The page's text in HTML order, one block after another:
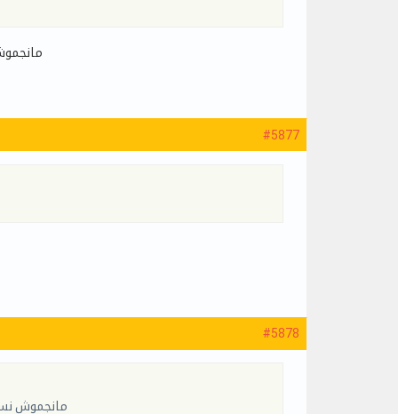
#5877
#5878
مانجموش